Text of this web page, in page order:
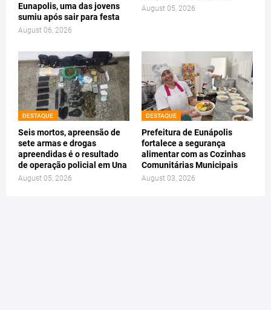
Eunapolis, uma das jovens
sumiu após sair para festa
August 06, 2026
August 05, 2026
DESTAQUE
Seis mortos, apreensão de
sete armas e drogas
apreendidas é o resultado
de operação policial em Una
August 05, 2026
DESTAQUE
Prefeitura de Eunápolis
fortalece a segurança
alimentar com as Cozinhas
Comunitárias Municipais
August 03, 2026